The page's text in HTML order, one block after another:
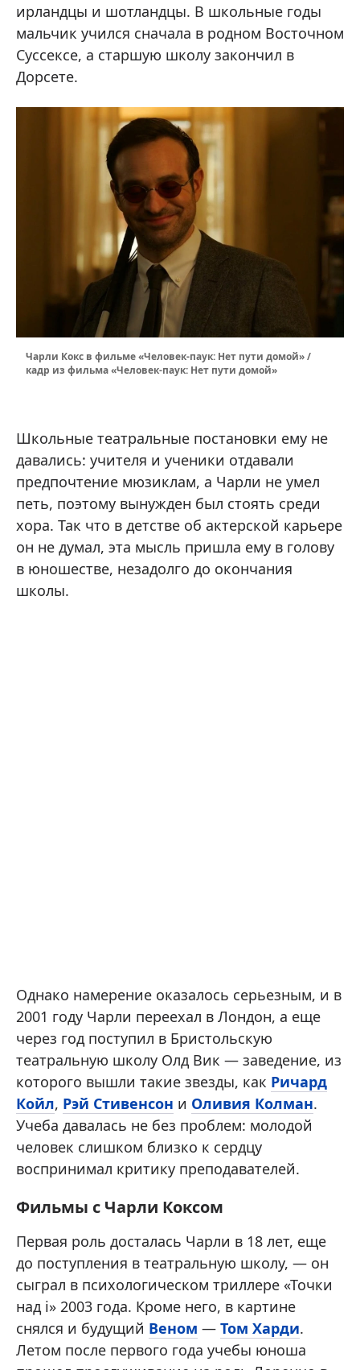
ирландцы и шотландцы. В школьные годы
мальчик учился сначала в родном Восточном
Суссексе, а старшую школу закончил в
Дорсете.
Чарли Кокс в фильме «Человек-паук: Нет пути домой» /
кадр из фильма «Человек-паук: Нет пути домой»
Школьные театральные постановки ему не
давались: учителя и ученики отдавали
предпочтение мюзиклам, а Чарли не умел
петь, поэтому вынужден был стоять среди
хора. Так что в детстве об актерской карьере
он не думал, эта мысль пришла ему в голову
в юношестве, незадолго до окончания
школы.
Однако намерение оказалось серьезным, и в
2001 году Чарли переехал в Лондон, а еще
через год поступил в Бристольскую
театральную школу Олд Вик — заведение, из
которого вышли такие звезды, как Ричард
Койл, Рэй Стивенсон и Оливия Колман.
Учеба давалась не без проблем: молодой
человек слишком близко к сердцу
воспринимал критику преподавателей.
Фильмы с Чарли Коксом
Первая роль досталась Чарли в 18 лет, еще
до поступления в театральную школу, — он
сыграл в психологическом триллере «Точки
над i» 2003 года. Кроме него, в картине
снялся и будущий Веном — Том Харди.
Летом после первого года учебы юноша